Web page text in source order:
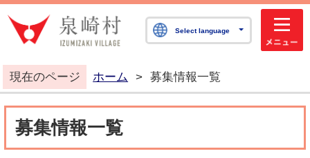
泉崎村公式ホームペ
Select language
現在のページ ホーム > 募集情報一覧
募集情報一覧